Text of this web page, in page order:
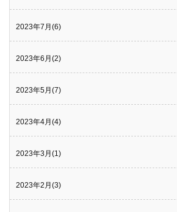
2023年7月(6)
2023年6月(2)
2023年5月(7)
2023年4月(4)
2023年3月(1)
2023年2月(3)